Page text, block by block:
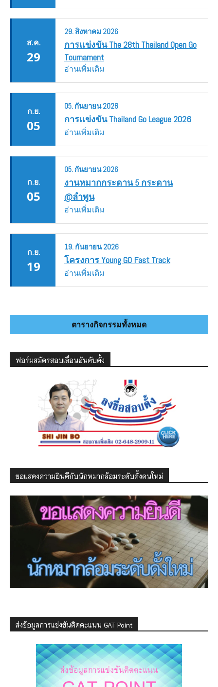
ส.ค.
29
29.สิงหาคม 2026
การแข่งขัน The 28th Thailand Open Go
Tournament
อ่านเพิ่มเติม
ก.ย.
05
05. กันยายน2026
การแข่งขัน Thailand Go League 2026
อ่านเพิ่มเติม
ก.ย.
05
05. กันยายน2026
งานหมากกระดาน 5 กระดาน
@ลำพูน
อ่านเพิ่มเติม
ก.ย.
19
19. กันยายน2026
โครงการ Young GO Fast Track
อ่านเพิ่มเติม
ตารางกิจกรรมทั้งหมด
ฟอร์มสมัครสอบเลื่อนอันดับดั้ง
ขอแสดงความยินดีกับนักหมากล้อมระดับดั้งคนใหม่
ส่งข้อมูลการแข่งขันคิดคะแนน GAT Point